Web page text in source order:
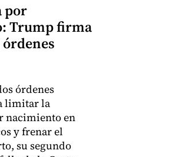
por
Trump firma
órdenes
órdenes
limitar la
nacimiento en
y frenar el
su segundo